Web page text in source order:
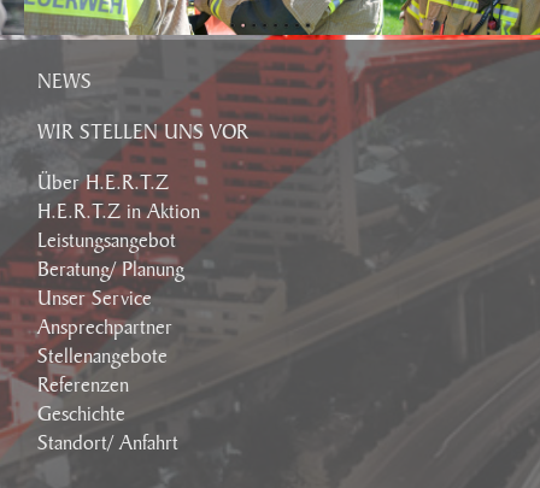
NEWS
WIR STELLEN UNS VOR
Über H.E.R.T.Z
H.E.R.T.Z in Aktion
Leistungsangebot
Beratung/ Planung
Unser Service
Ansprechpartner
Stellenangebote
Referenzen
Geschichte
Standort/ Anfahrt